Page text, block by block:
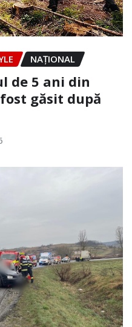
NAŢIONAL
de 5 ani din
găsit după